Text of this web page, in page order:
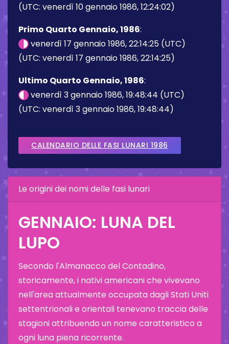
(UTC: venerdì 10 gennaio 1986, 12:24:02)
Primo Quarto Gennaio, 1986:
venerdì 17 gennaio 1986, 22:14:25 (UTC)
(UTC: venerdì 17 gennaio 1986, 22:14:25)
Ultimo Quarto Gennaio, 1986:
venerdì 3 gennaio 1986, 19:48:44 (UTC)
(UTC: venerdì 3 gennaio 1986, 19:48:44)
CALENDARIO DELLE FASI LUNARI 1986
Le origini dei nomi delle fasi lunari
GENNAIO: LUNA DEL
LUPO
Secondo l'Almanacco del Contadino,
storicamente, i nativi americani che vivevano
nell'area attualmente occupata dagli Stati Uniti
settentrionali e orientali tenevano traccia delle
stagioni attribuendo un nome caratteristico a
ogni luna piena ricorrente.